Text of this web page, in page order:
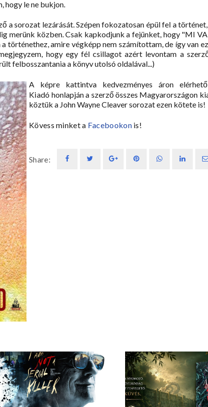
hogy le ne bukjon.
a sorozat lezárását. Szépen fokozatosan épül fel a
merünk közben. Csak kapkodjunk a fejünket, hogy "MI
történethez, amire végképp nem számítottam, de így van
hogy egy fél csillagot azért levontam a
felbosszantania a könyv utolsó oldalával...)
A képre kattintva kedvezményes áron
Kiadó honlapján a szerző összes Magyarországon
köztük a John Wayne Cleaver sorozat ezen kötete is!
Kövess minket a Facebookonis!
Share: